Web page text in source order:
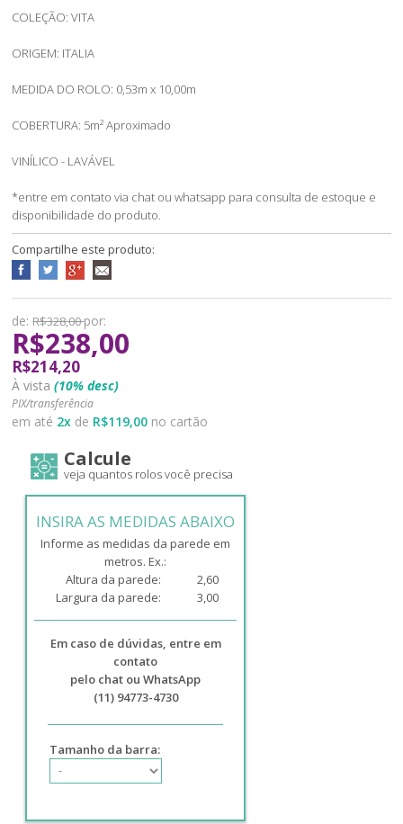
COLEÇÃO: VITA
ORIGEM: ITALIA
MEDIDA DO ROLO: 0,53m x 10,00m
COBERTURA: 5m² Aproximado
VINÍLICO - LAVÁVEL
*entre em contato via chat ou whatsapp para consulta de estoque e
disponibilidade do produto.
Compartilhe este produto:
de: R$328,00por:
R$238,00
R$214,20
À vista (10% desc)
PIX/transferência
em até 2x de R$119,00 no cartão
Calcule
veja quantos rolos você precisa
INSIRA AS MEDIDAS ABAIXO
Informe as medidas da parede em
metros. Ex.:
Altura da parede:
2,60
Largura da parede:
3,00
Em caso de dúvidas, entre em
contato
pelo chat ou WhatsApp
(11) 94773-4730
Tamanho da barra: